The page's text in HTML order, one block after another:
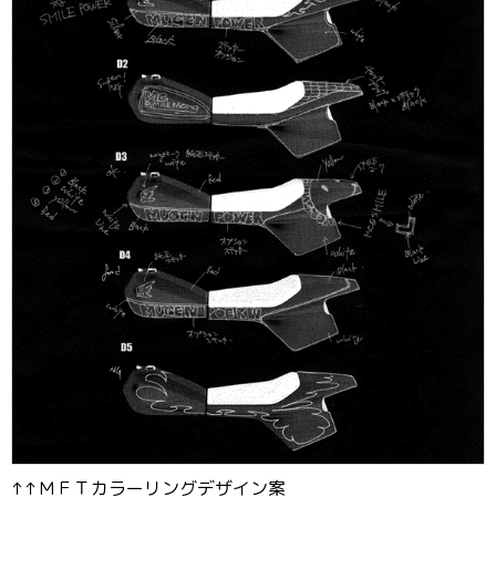
↑↑ＭＦＴカラーリングデザイン案